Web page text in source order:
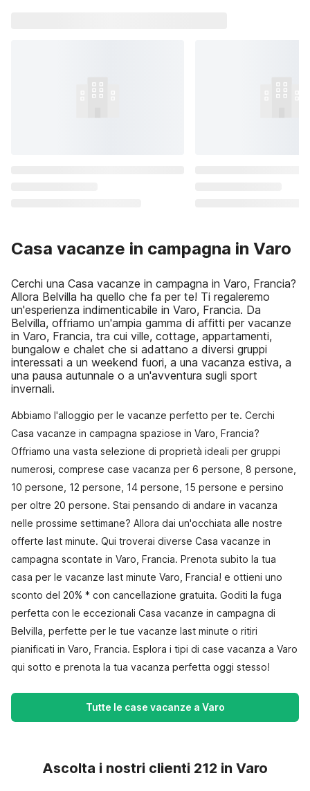
Casa vacanze in campagna in Varo
Cerchi una Casa vacanze in campagna in Varo, Francia?
Allora Belvilla ha quello che fa per te! Ti regaleremo
un'esperienza indimenticabile in Varo, Francia. Da
Belvilla, offriamo un'ampia gamma di affitti per vacanze
in Varo, Francia, tra cui ville, cottage, appartamenti,
bungalow e chalet che si adattano a diversi gruppi
interessati a un weekend fuori, a una vacanza estiva, a
una pausa autunnale o a un'avventura sugli sport
invernali.
Abbiamo l'alloggio per le vacanze perfetto per te. Cerchi
Casa vacanze in campagna spaziose in Varo, Francia?
Offriamo una vasta selezione di proprietà ideali per gruppi
numerosi, comprese case vacanza per 6 persone, 8 persone,
10 persone, 12 persone, 14 persone, 15 persone e persino
per oltre 20 persone. Stai pensando di andare in vacanza
nelle prossime settimane? Allora dai un'occhiata alle nostre
offerte last minute. Qui troverai diverse Casa vacanze in
campagna scontate in Varo, Francia. Prenota subito la tua
casa per le vacanze last minute Varo, Francia! e ottieni uno
sconto del 20% * con cancellazione gratuita. Goditi la fuga
perfetta con le eccezionali Casa vacanze in campagna di
Belvilla, perfette per le tue vacanze last minute o ritiri
pianificati in Varo, Francia. Esplora i tipi di case vacanza a Varo
qui sotto e prenota la tua vacanza perfetta oggi stesso!
Tutte le case vacanze a Varo
Ascolta i nostri clienti 212 in Varo